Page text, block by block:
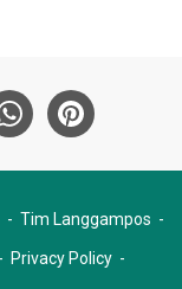
Tim Langgampos
Privacy Policy